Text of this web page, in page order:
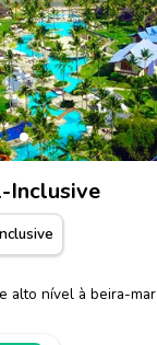
Inclusive
alto nível à beira-mar